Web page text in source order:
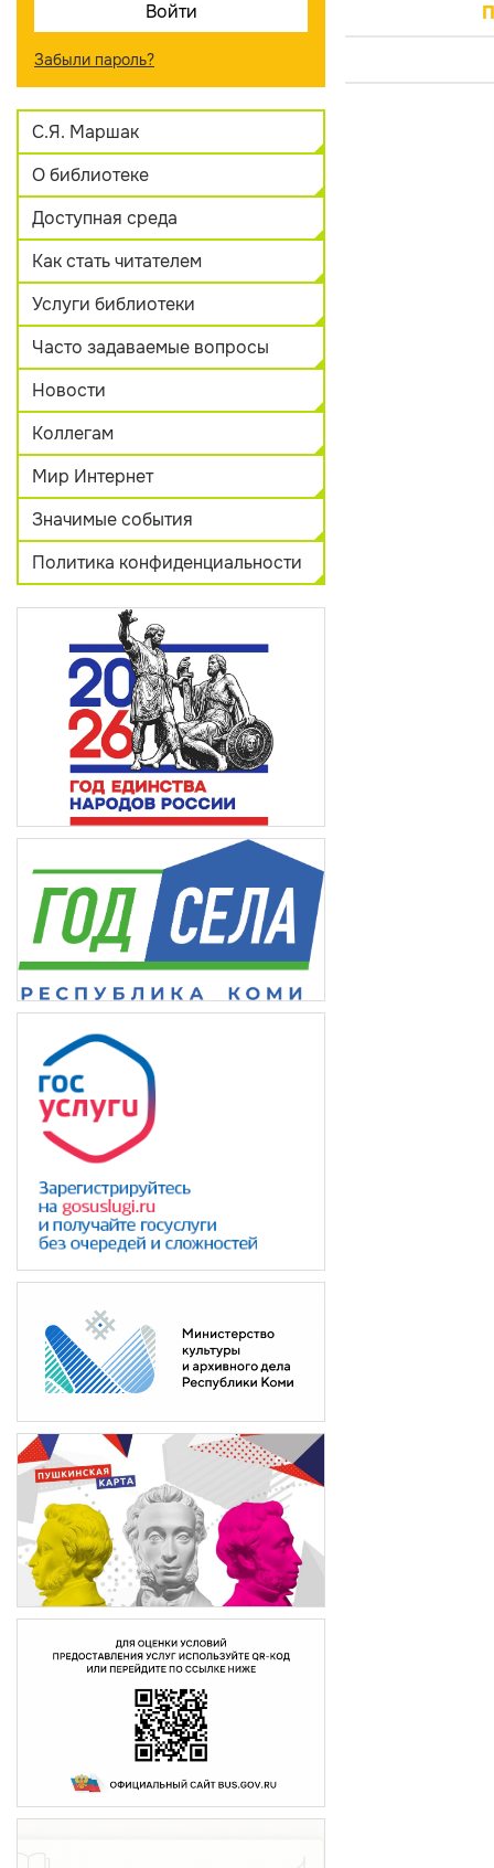
Забыли пароль?
С.Я. Маршак
О библиотеке
Доступная среда
Как стать читателем
Услуги библиотеки
Часто задаваемые вопросы
Новости
Коллегам
Мир Интернет
Значимые события
Политика конфиденциальности